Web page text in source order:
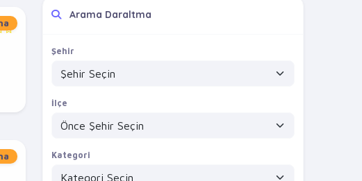
Arama Daraltma
Şehir
İlçe
Kategori